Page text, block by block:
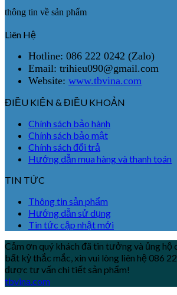
thông tin về sản phẩm
Liên Hệ
Hotline: 086 222 0242 (Zalo)
Email: trihieu090@gmail.com
Website: www.tbvina.com
ĐIỀU KIỆN & ĐIỀU KHOẢN
Chính sách bảo hành
Chính sách bảo mật
Chính sách đổi trả
Hướng dẫn mua hàng và thanh toán
TIN TỨC
Thông tin sản phẩm
Hướng dẫn sử dụng
Tin tức cập nhật mới
Cảm ơn quý khách đã tin tưởng và ủng hộ
bất kỳ thắc mắc, xin vui lòng liên hệ 086
được tư vấn chi tiết sản phẩm!
tbvina.com